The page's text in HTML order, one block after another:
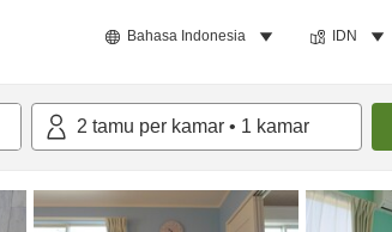
Bahasa Indonesia IDN
2 tamu per kamar • 1 kamar